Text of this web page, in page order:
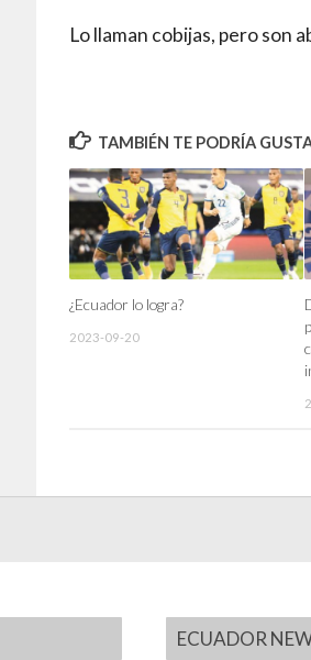
Lo llaman cobijas, pero son
TAMBIÉN TE PODRÍA
¿Ecuador lo logra?
2023-09-20
ECUADOR